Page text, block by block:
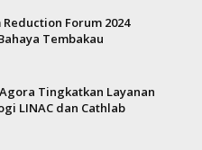
Forum 2024
Tembakau
Tingkatkan Layanan
LINAC dan Cathlab